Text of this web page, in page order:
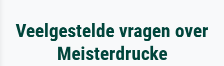
Veelgestelde vragen over
Meisterdrucke